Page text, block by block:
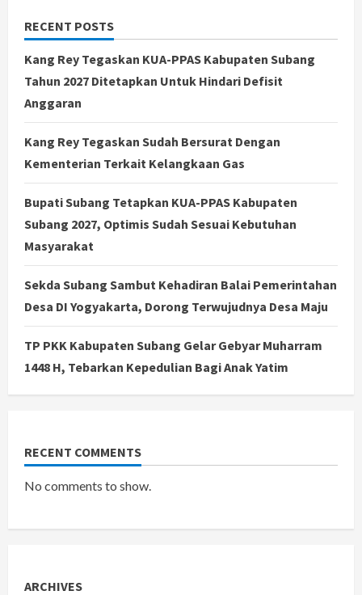
RECENT POSTS
Kang Rey Tegaskan KUA-PPAS Kabupaten Subang
Tahun 2027 Ditetapkan Untuk Hindari Defisit
Anggaran
Kang Rey Tegaskan Sudah Bersurat Dengan
Kementerian Terkait Kelangkaan Gas
Bupati Subang Tetapkan KUA-PPAS Kabupaten
Subang 2027, Optimis Sudah Sesuai Kebutuhan
Masyarakat
Sekda Subang Sambut Kehadiran Balai Pemerintahan
Desa DI Yogyakarta, Dorong Terwujudnya Desa Maju
TP PKK Kabupaten Subang Gelar Gebyar Muharram
1448 H, Tebarkan Kepedulian Bagi Anak Yatim
RECENT COMMENTS
No comments to show.
ARCHIVES